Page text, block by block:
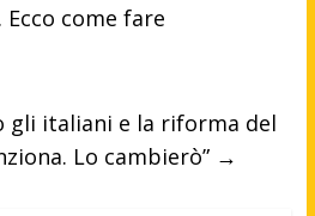
come fare
gli italiani e la riforma del
Lo cambierò” →